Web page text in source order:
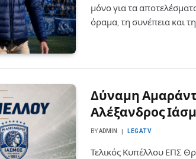
μόνο για τα
όραμα, τη συνέπεια και
Δύναμη
Αλέξανδρος
BYADMIN LEGATV
Τελικός Κυπέλλου ΕΠΣ